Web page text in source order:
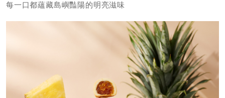
每一口都蘊藏島嶼豔陽的明亮滋味